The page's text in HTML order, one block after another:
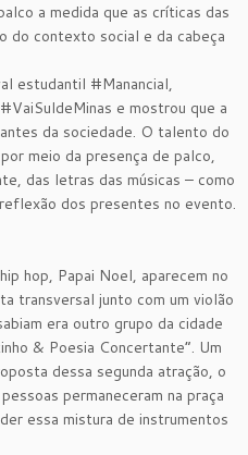
a medida que as críticas das
do contexto social e da cabeça
estudantil #Manancial,
e mostrou que a
da sociedade. O talento do
meio da presença de palco,
das letras das músicas – como
dos presentes no evento.
hop, Papai Noel, aparecem no
transversal junto com um violão
era outro grupo da cidade
& Poesia Concertante”. Um
dessa segunda atração, o
permaneceram na praça
essa mistura de instrumentos